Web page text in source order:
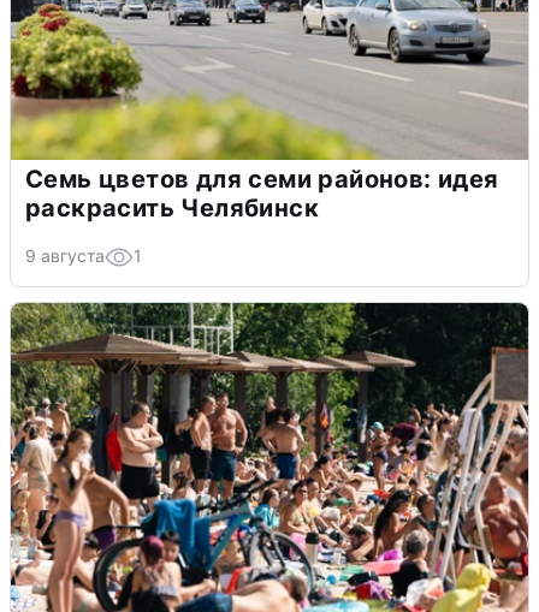
Семь цветов для семи районов: идея
раскрасить Челябинск
9 августа 1